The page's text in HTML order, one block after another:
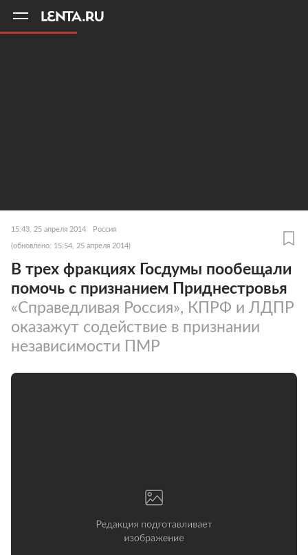
15:43, 25 апреля 2014 Россия
(обновлено: 15:54, 25 апреля 2014)
В трех фракциях Госдумы пообещали
помочь с признанием Приднестровья
«Справедливая Россия», КПРФ и ЛДПР
оказажут содействие в признании
независимости ПМР